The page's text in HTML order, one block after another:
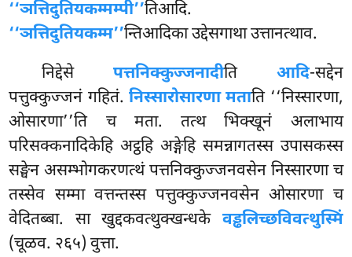
‘‘ञत्तिदुतियकम्मम्पी’’तिआदि.
‘‘ञत्तिदुतियकम्म’’न्तिआदिका उद्देसगाथा उत्तानत्थाव.
निद्देसे पत्तनिक्कुज्जनादीति आदि-सद्देन
पत्तुक्कुज्जनं गहितं. निस्सारोसारणा मताति ‘‘निस्सारणा,
ओसारणा’’ति च मता. तत्थ भिक्खूनं अलाभाय
परिसक्कनादिकेहि अट्ठहि अङ्गेहि समन्नागतस्स उपासकस्स
सङ्घेन असम्भोगकरणत्थं पत्तनिक्कुज्जनवसेन निस्सारणा च
तस्सेव सम्मा वत्तन्तस्स पत्तुक्कुज्जनवसेन ओसारणा च
वेदितब्बा. सा खुद्दकवत्थुक्खन्धके वड्ढलिच्छविवत्थुस्मिं
(चूळव. २६५) वुत्ता.